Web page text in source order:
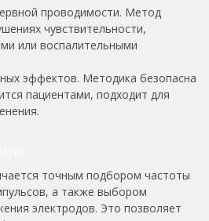
проводимости. Метод
чувствительности,
или воспалительными
эффектов. Методика безопасна
пациентами, подходит для
точным подбором частоты
а также выбором
электродов. Это позволяет